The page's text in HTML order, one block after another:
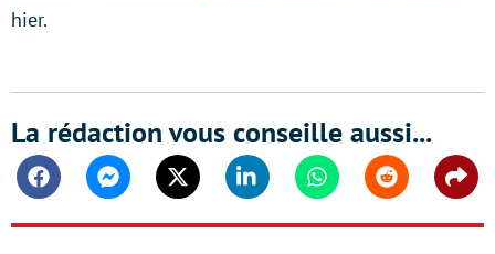
hier.
La rédaction vous conseille aussi...
FacebookMessengerTwitter Linkedin WhatsappReddit